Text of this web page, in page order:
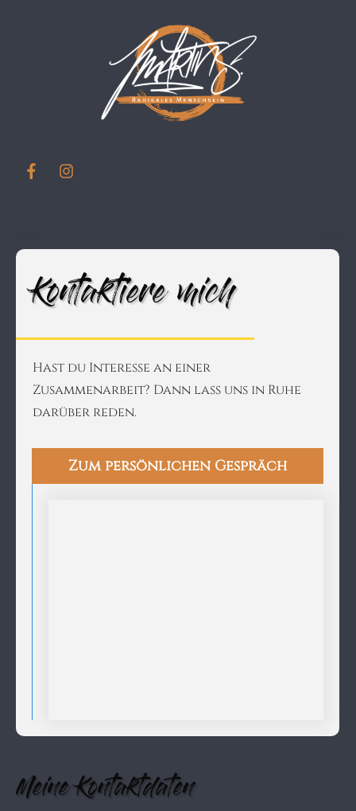
Kontaktiere mich
Hast du Interesse an einer
Zusammenarbeit? Dann lass uns in Ruhe
darüber reden.
Zum persönlichen Gespräch
Meine Kontaktdaten